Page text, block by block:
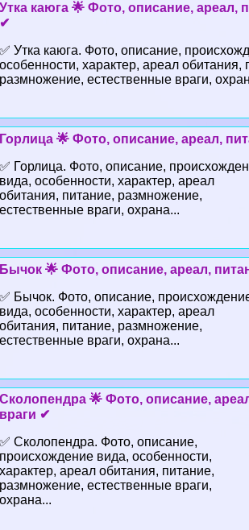
Утка каюга 🌟 Фото, описание, ареал,
✔
✅ Утка каюга. Фото, описание,
особенности, хаpaктер, ареал обитания,
размножение, естественные враги,
Горлица 🌟 Фото, описание, ареал,
✅ Горлица. Фото, описание,
вида, особенности, хаpaктер, ареал
обитания, питание, размножение,
естественные враги, охрана...
Бычок 🌟 Фото, описание, ареал,
✅ Бычок. Фото, описание,
вида, особенности, хаpaктер, ареал
обитания, питание, размножение,
естественные враги, охрана...
Сколопендра 🌟 Фото, описание,
враги ✔
✅ Сколопендра. Фото, описание,
происхождение вида, особенности,
хаpaктер, ареал обитания, питание,
размножение, естественные враги,
охрана...